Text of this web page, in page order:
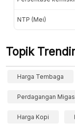
NTP (Mei)
Topik
Harga Tembaga
Perdagangan Migas
Harga Kopi